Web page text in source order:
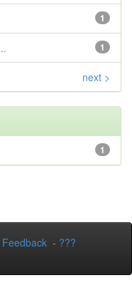
1
1
next >
1
Feedback - ???